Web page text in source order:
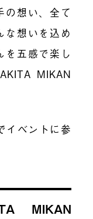
の想い、全て
な想いを込め
を五感で楽し
MIKAN
イベントに参
MIKAN